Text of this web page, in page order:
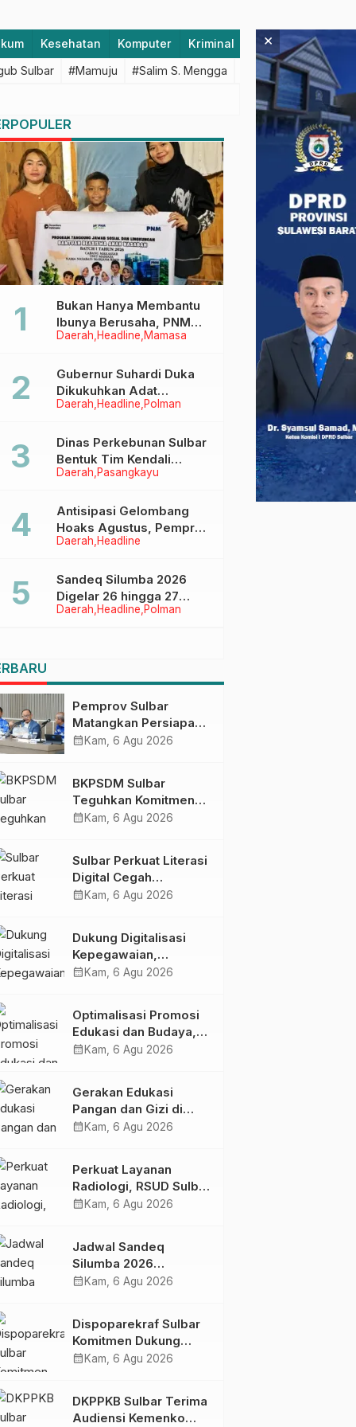
Kesehatan Komputer Kriminal Lifestyle
Sulbar #Mamuju #Salim S. Mengga #featured #Polda
Daerah Headline Mamasa
Bukan Hanya Membantu
Ibunya Berusaha, PNM
Juga Menjaga Mimpi
Menggapai Cita-Cita
Daerah Headline Polman
Gubernur Suhardi Duka
Dikukuhkan Adat
Balanipa, Raih Gelar Sulo
Daerah Pasangkayu
Dinas Perkebunan Sulbar
Bentuk Tim Kendali
Internal ICS untuk Dukung
di Pasangkayu
Daerah Headline
Antisipasi Gelombang
Hoaks Agustus, Pemprov
Sulbar Ajak Warga Jaga
Daerah Headline Polman
Sandeq Silumba 2026
Digelar 26 hingga 27
September, Rangkaian
Pemprov Sulbar
Matangkan Persiapan
HUT Ke-81 RI, Puncak
calendar_month Kam, 6 Agu 2026
BKPSDM Sulbar
Teguhkan Komitmen
Pengembangan
Penandatanganan
Perjanjian Tugas
Belajar 2026
calendar_month Kam, 6 Agu 2026
Sulbar Perkuat Literasi
Digital Cegah
Kejahatan Love
calendar_month Kam, 6 Agu 2026
Dukung Digitalisasi
Kepegawaian,
DPMPTSP Sulbar Siap
calendar_month Kam, 6 Agu 2026
Optimalisasi Promosi
Edukasi dan Budaya,
Anjungan Provinsi
Bersama Sky World
TMII
calendar_month Kam, 6 Agu 2026
Gerakan Edukasi
Pangan dan Gizi di
Mamasa: Tingkatkan
dalam Pemenuhan Gizi
calendar_month Kam, 6 Agu 2026
Perkuat Layanan
Radiologi, RSUD Sulbar
Sambut Kembali dr. Iis
calendar_month Kam, 6 Agu 2026
Jadwal Sandeq
Silumba 2026
Disesuaikan,
Tetap Dimatangkan
calendar_month Kam, 6 Agu 2026
Dispoparekraf Sulbar
Komitmen Dukung
Penyusunan RAD
calendar_month Kam, 6 Agu 2026
DKPPKB Sulbar Terima
Audiensi Kemenko
×